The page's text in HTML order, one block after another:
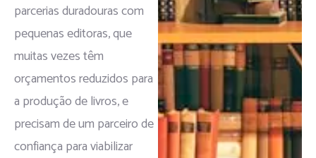
parcerias duradouras com
pequenas editoras, que
muitas vezes têm
orçamentos reduzidos para
a produção de livros, e
precisam de um parceiro de
confiança para viabilizar